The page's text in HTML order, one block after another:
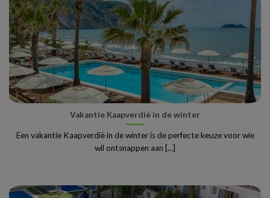
Vakantie Kaapverdië in de winter
Een vakantie Kaapverdië in de winter is de perfecte keuze voor wie
wil ontsnappen aan [...]